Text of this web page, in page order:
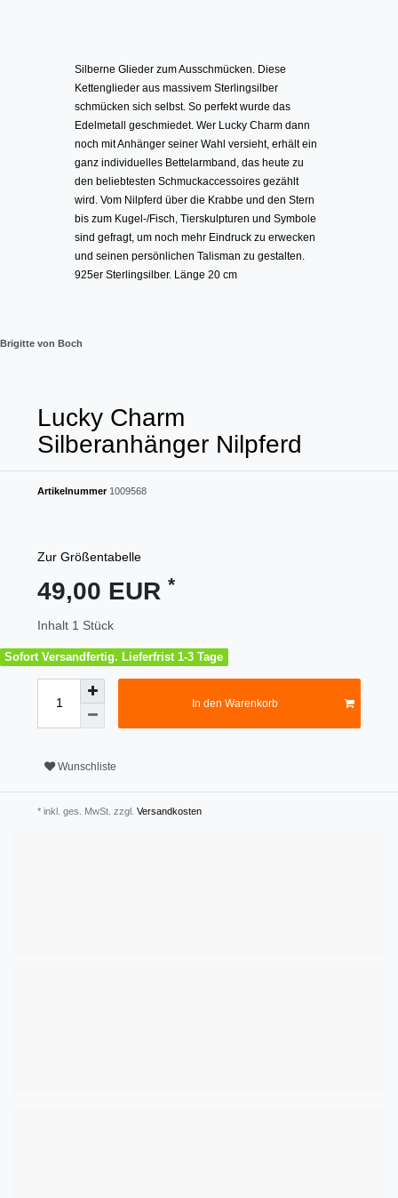
Silberne Glieder zum Ausschmücken. Diese
Kettenglieder aus massivem Sterlingsilber
schmücken sich selbst. So perfekt wurde das
Edelmetall geschmiedet. Wer Lucky Charm dann
noch mit Anhänger seiner Wahl versieht, erhält ein
ganz individuelles Bettelarmband, das heute zu
den beliebtesten Schmuckaccessoires gezählt
wird. Vom Nilpferd über die Krabbe und den Stern
bis zum Kugel-/Fisch, Tierskulpturen und Symbole
sind gefragt, um noch mehr Eindruck zu erwecken
und seinen persönlichen Talisman zu gestalten.
925er Sterlingsilber. Länge 20 cm
Brigitte von Boch
Lucky Charm
Silberanhänger Nilpferd
Artikelnummer 1009568
Zur Größentabelle
49,00 EUR *
Inhalt 1 Stück
Sofort Versandfertig. Lieferfrist 1-3 Tage
In den Warenkorb
Wunschliste
* inkl. ges. MwSt. zzgl. Versandkosten